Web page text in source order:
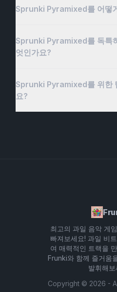
스프렁키 피라미드(Sprunki
주는 혁신적이고 인터랙티브
적인 음악 게임과 달리, 스
이어를 세밀하게 조정하여
실험할 수 있습니다. 이 게임
고 참여적인 방법을 제공하
Sprunki Pyramixed를 어떻
Sprunki Pyramixed를 시작
방문하여 재미에 빠져보세요
롭하여 나만의 음악을 만들
드를 쌓으면서 나의 곡이 발
Sprunki Pyramixed를 독특
엇인가요?
Sprunki Pyramixed는 동적
들 수 있는 독특한 음악 제작
보입니다. 전통적인 리믹스
더욱 향상시킵니다. 당신이
의 뮤지션이든, Sprunki
호작용적이고 즐거운 경험
력적이며 매우 창의적인 플
Sprunki Pyramixed를 위한
요?
터페이스를 통해 다양한 조
마스터피스를 단계별로 구
은 또한 기존 트랙을 리믹스
Sprunki Pyramixed 기능을
탐색하고 변형할 수 있는 창
합니다. 캐주얼 플레이어든,
Sprunki Pyramixed는 음악
최고의 과일 음악 게
빠져보세요! 과일 비
여 매력적인 트랙을
Frunki와 함께 즐거움
발휘해보
Copyright © 2026 -